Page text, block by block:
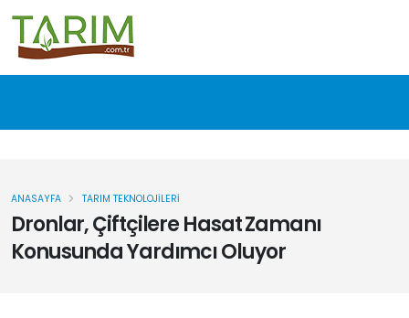
Dronlar, Çiftçilere Hasat Zamanı
Konusunda Yardımcı Oluyor
ANASAYFA TARIM TEKNOLOJILERI